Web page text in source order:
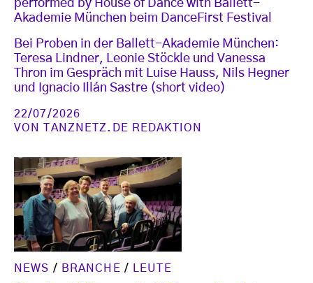
performed by House of Dance with Ballett-
Akademie München beim DanceFirst Festival
Bei Proben in der Ballett-Akademie München:
Teresa Lindner, Leonie Stöckle und Vanessa
Thron im Gespräch mit Luise Hauss, Nils Hegner
und Ignacio Illán Sastre (short video)
22/07/2026
VONTANZNETZ.DE REDAKTION
NEWS / BRANCHE / LEUTE